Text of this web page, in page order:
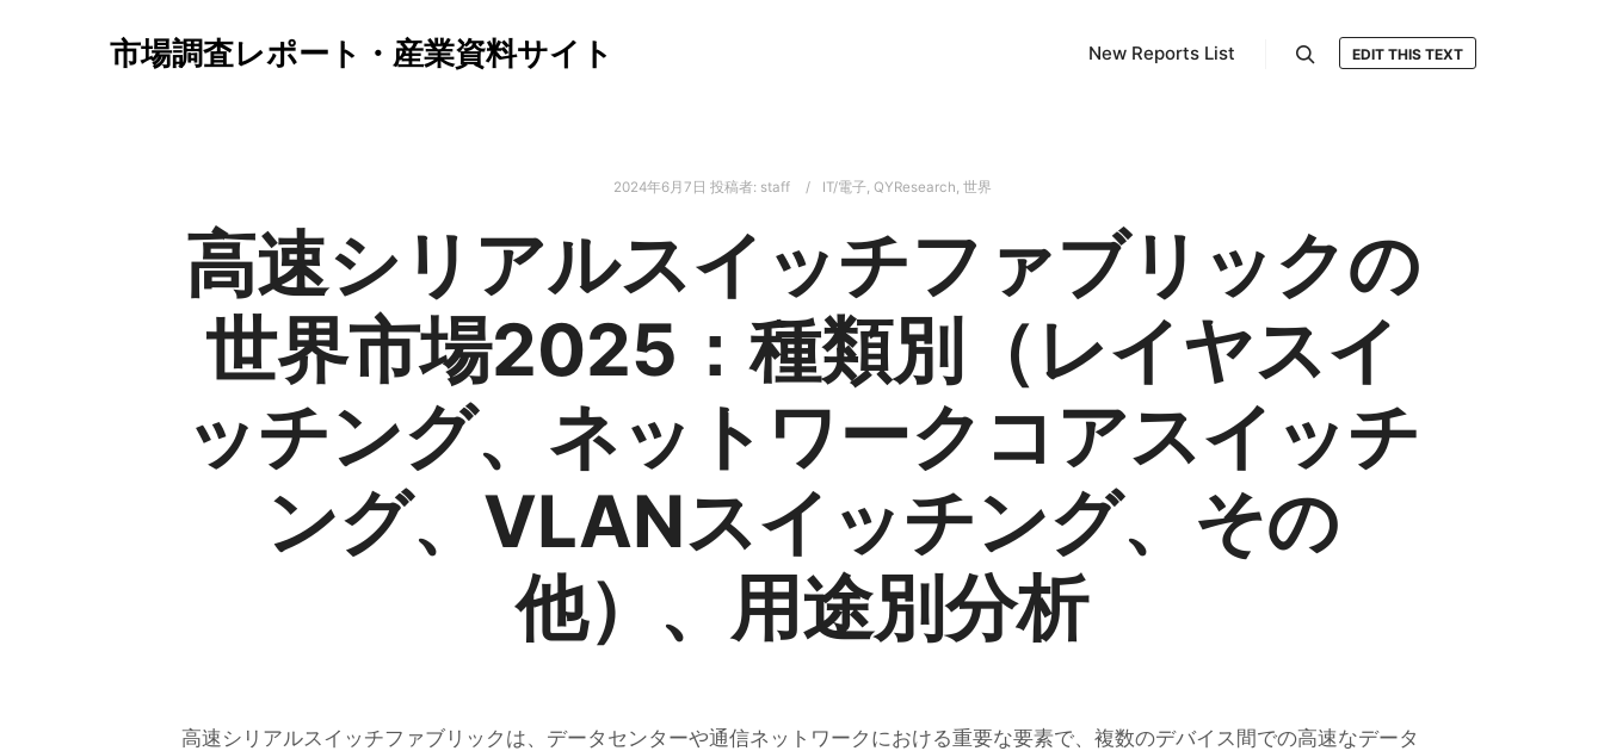
市場調査レポート・産業資料サイト New Reports List EDIT THIS TEXT
2024年6月7日 投稿者: staff IT/電子, QYResearch, 世界
高速シリアルスイッチファブリックの
世界市場2025：種類別（レイヤスイ
ッチング、ネットワークコアスイッチ
ング、VLANスイッチング、その
他）、用途別分析
高速シリアルスイッチファブリックは、データセンターや通信ネットワークにおける重要な要素で、複数のデバイス間での高速なデータ